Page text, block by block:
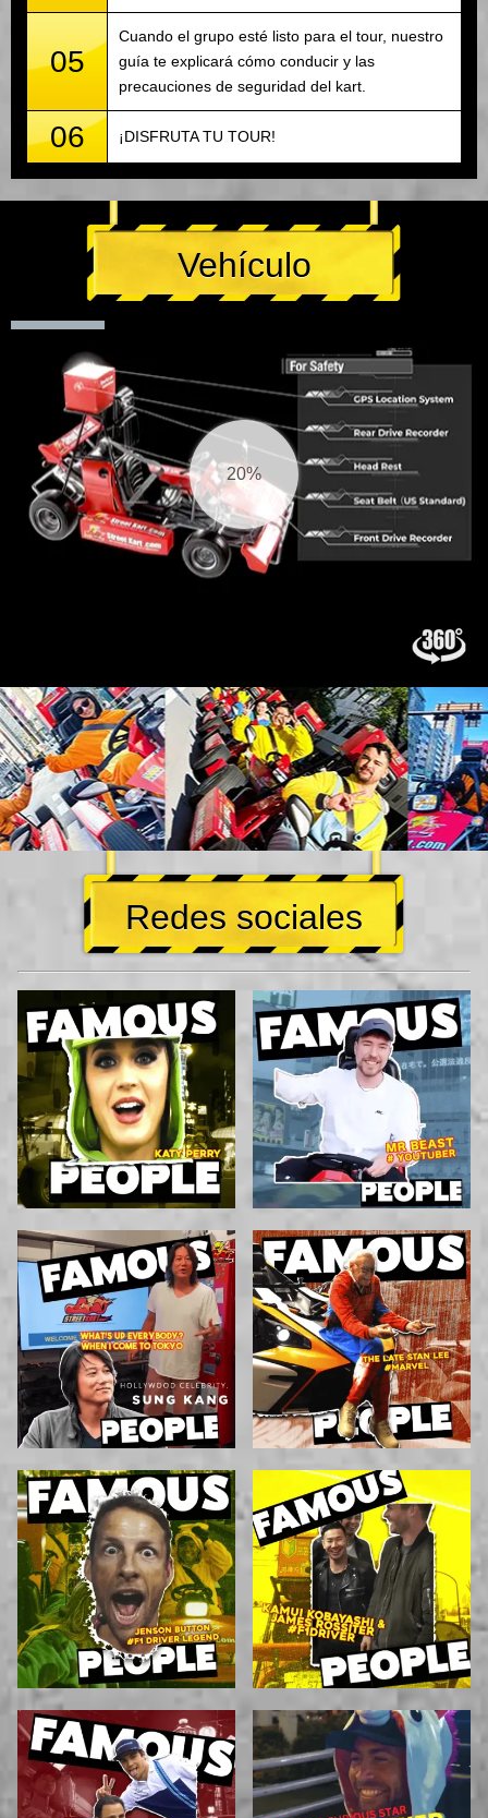
05
Cuando el grupo esté listo para el tour, nuestro
guía te explicará cómo conducir y las
precauciones de seguridad del kart.
06 ¡DISFRUTA TU TOUR!
Vehículo
21%
Redes sociales